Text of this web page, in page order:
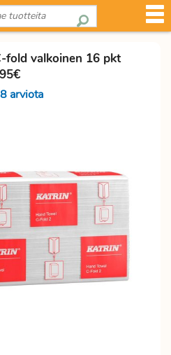
fold valkoinen 16 pkt
arviota